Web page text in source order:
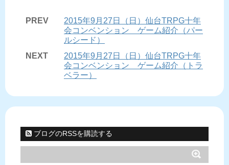
PREV
2015年9月27日（日）仙台TRPG十年
会コンベンション ゲーム紹介（パー
ルシード）
NEXT
2015年9月27日（日）仙台TRPG十年
会コンベンション ゲーム紹介（トラ
ベラー）
ブログのRSSを購読する